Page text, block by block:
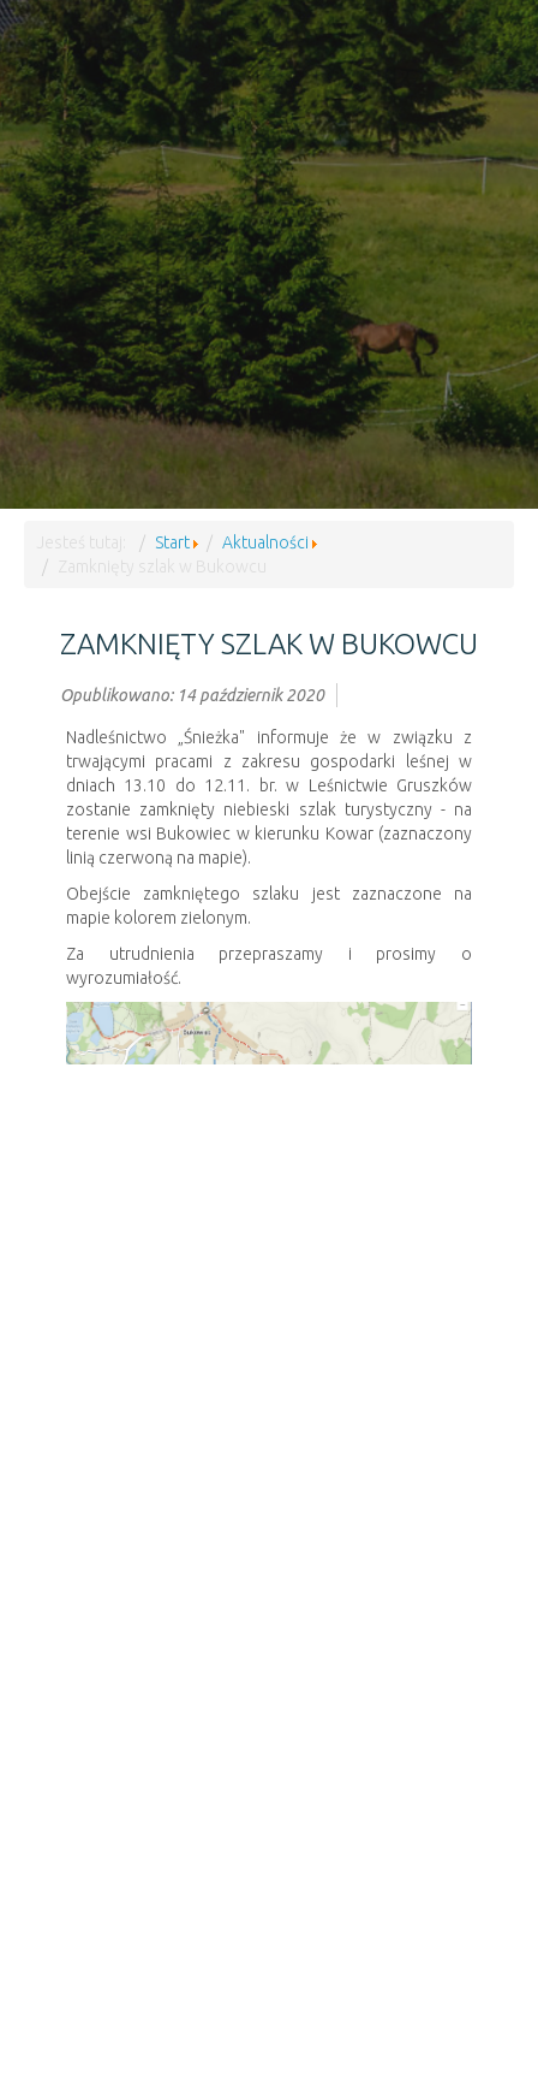
Jesteś tutaj: Start
Aktualności
Zamknięty szlak w Bukowcu
ZAMKNIĘTY SZLAK W BUKOWCU
Opublikowano: 14 październik 2020
Nadleśnictwo „Śnieżka" informuje że w związku z
trwającymi pracami z zakresu gospodarki leśnej w
dniach 13.10 do 12.11. br. w Leśnictwie Gruszków
zostanie zamknięty niebieski szlak turystyczny - na
terenie wsi Bukowiec w kierunku Kowar (zaznaczony
linią czerwoną na mapie).
Obejście zamkniętego szlaku jest zaznaczone na
mapie kolorem zielonym.
Za utrudnienia przepraszamy i prosimy o
wyrozumiałość.